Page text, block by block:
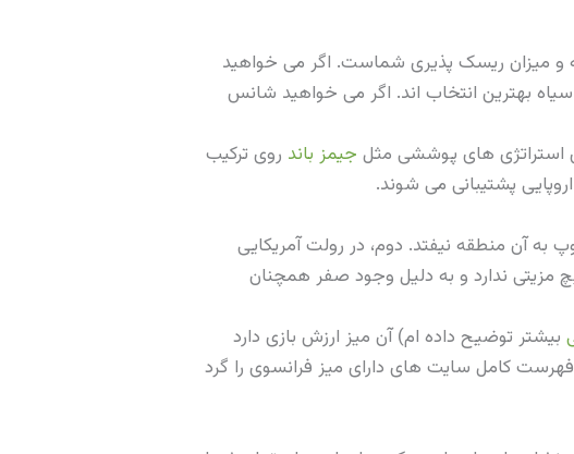
و میزان ریسک پذیری شماست. اگر می خواهید
بهترین انتخاب اند. اگر می خواهید شانس
استراتژی های پوششی مثل جیمز باند روی ترکیب
پشتیبانی می شوند.
به آن منطقه نیفتد. دوم، در رولت آمریکایی
ندارد و به دلیل وجود صفر همچنان
بیشتر توضیح داده ام) آن میز ارزش بازی دارد
فهرست کامل سایت های دارای میز فرانسوی را گرد